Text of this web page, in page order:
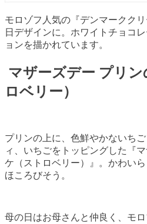
モロゾフ人気の『デンマークク
日デザインに。ホワイトチョコ
ョンを描かれています。
マザーズデー プリン
ロベリー）
プリンの上に、色鮮やかないち
ィ、いちごをトッピングした『
ケ（ストロベリー）』。かわい
ほころびそう。
母の日はお母さんと仲良く、モ